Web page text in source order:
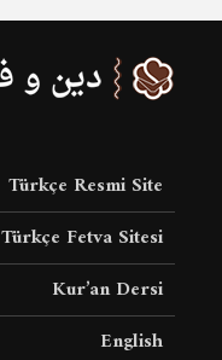
Türkçe Resmi Site
Türkçe Fetva Sitesi
Kur’an Dersi
English